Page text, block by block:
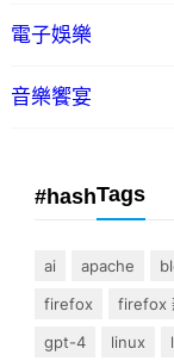
電子娛樂
音樂饗宴
#hashTags
ai apache
firefox
firefox
gpt-4
linux